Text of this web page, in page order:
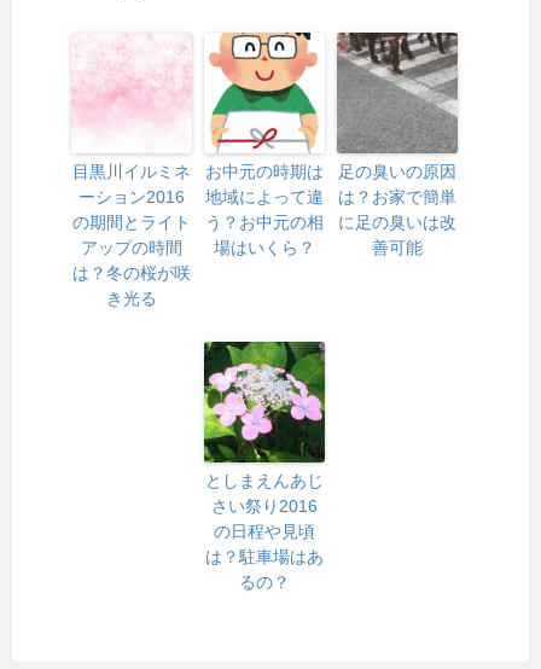
目黒川イルミネ
ーション2016
の期間とライト
アップの時間
は？冬の桜が咲
き光る
お中元の時期は
地域によって違
う？お中元の相
場はいくら？
足の臭いの原因
は？お家で簡単
に足の臭いは改
善可能
としまえんあじ
さい祭り2016
の日程や見頃
は？駐車場はあ
るの？